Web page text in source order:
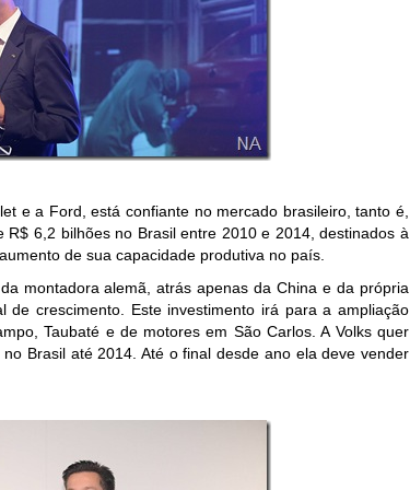
e a Ford, está confiante no mercado brasileiro, tanto é,
6,2 bilhões no Brasil entre 2010 e 2014, destinados à
de sua capacidade produtiva no país.
montadora alemã, atrás apenas da China e da própria
de crescimento. Este investimento irá para a ampliação
Taubaté e de motores em São Carlos. A Volks quer
Brasil até 2014. Até o final desde ano ela deve vender